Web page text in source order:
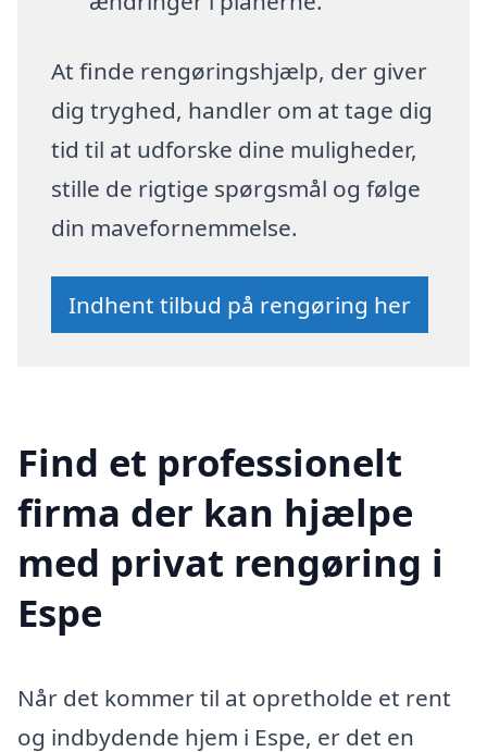
At finde rengøringshjælp, der giver
dig tryghed, handler om at tage dig
tid til at udforske dine muligheder,
stille de rigtige spørgsmål og følge
din mavefornemmelse.
Indhent tilbud på rengøring her
Find et professionelt
firma der kan hjælpe
med privat rengøring i
Espe
Når det kommer til at opretholde et rent
og indbydende hjem i Espe, er det en